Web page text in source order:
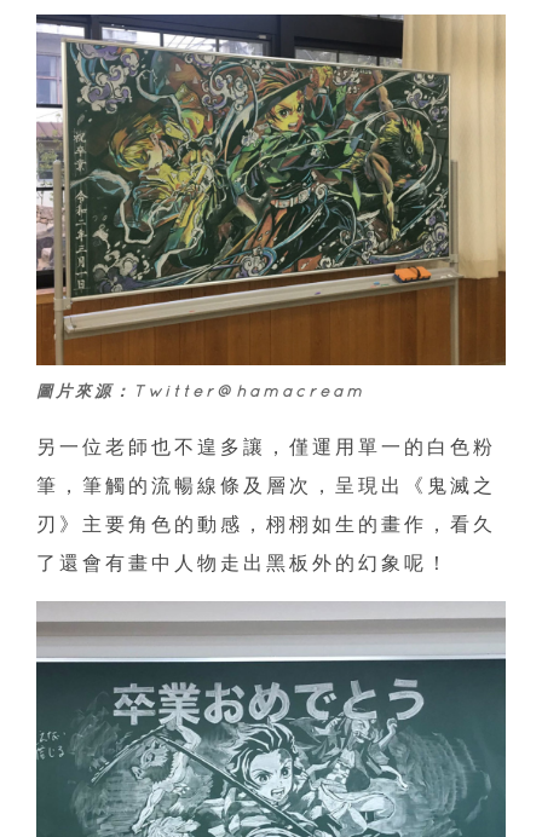
圖片來源：Twitter@hamacream
另一位老師也不遑多讓，僅運用單一的白色粉
筆，筆觸的流暢線條及層次，呈現出《鬼滅之
刃》主要角色的動感，栩栩如生的畫作，看久
了還會有畫中人物走出黑板外的幻象呢！